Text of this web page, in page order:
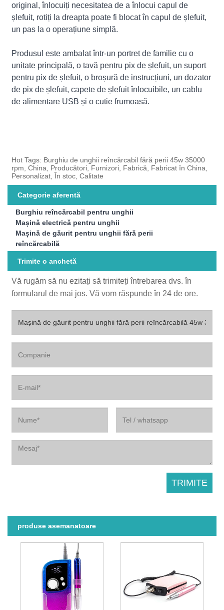
original, înlocuiți necesitatea de a înlocui capul de
șlefuit, rotiți la dreapta poate fi blocat în capul de șlefuit,
un pas la o operațiune simplă.
Produsul este ambalat într-un portret de familie cu o
unitate principală, o tavă pentru pix de șlefuit, un suport
pentru pix de șlefuit, o broșură de instrucțiuni, un dozator
de pix de șlefuit, capete de șlefuit înlocuibile, un cablu
de alimentare USB și o cutie frumoasă.
Hot Tags: Burghiu de unghii reîncărcabil fără perii 45w 35000
rpm, China, Producători, Furnizori, Fabrică, Fabricat în China,
Personalizat, În stoc, Calitate
Categorie aferentă
Burghiu reîncărcabil pentru unghii
Mașină electrică pentru unghii
Mașină de găurit pentru unghii fără perii
reîncărcabilă
Trimite o anchetă
Vă rugăm să nu ezitați să trimiteți întrebarea dvs. în
formularul de mai jos. Vă vom răspunde în 24 de ore.
produse asemanatoare